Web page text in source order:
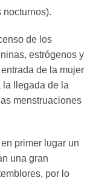
nocturnos).
de los
estrógenos y
de la mujer
la llegada de la
menstruaciones
primer lugar un
una gran
por lo